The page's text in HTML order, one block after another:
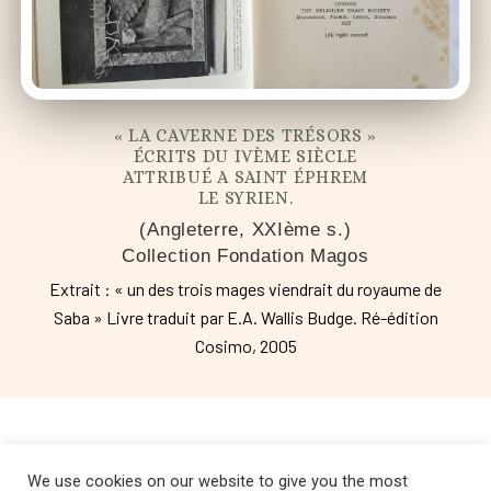
« LA CAVERNE DES TRÉSORS »
ÉCRITS DU IVÈME SIÈCLE
ATTRIBUÉ A SAINT ÉPHREM
LE SYRIEN.
(Angleterre, XXIème s.)
Collection Fondation Magos
Extrait : « un des trois mages viendrait du royaume de
Saba » Livre traduit par E.A. Wallis Budge. Ré-édition
Cosimo, 2005
We use cookies on our website to give you the most